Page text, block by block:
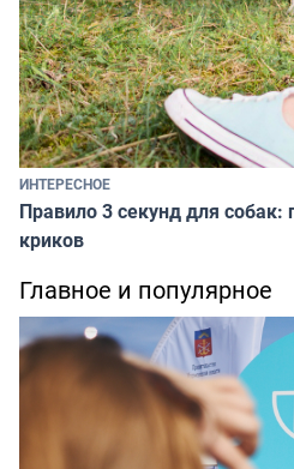
ИНТЕРЕСНОЕ
Правило 3 секунд для собак:
криков
Главное и популярное